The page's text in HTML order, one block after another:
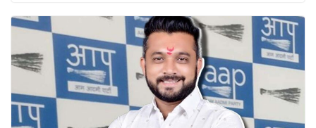
A
p
p
b
o
o
k
n
g
er
Li
n
k